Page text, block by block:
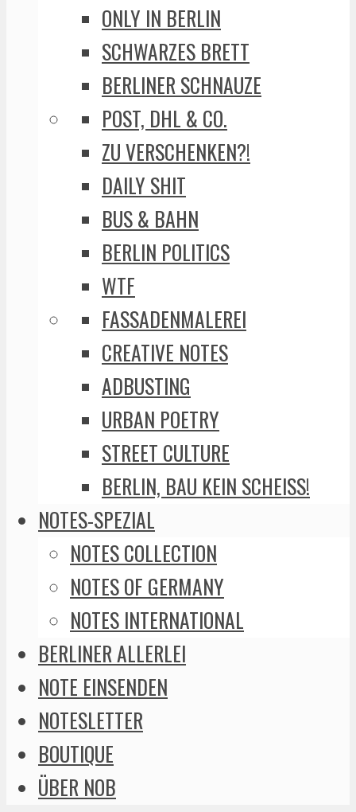
ONLY IN BERLIN
SCHWARZES BRETT
BERLINER SCHNAUZE
POST, DHL & CO.
ZU VERSCHENKEN?!
DAILY SHIT
BUS & BAHN
BERLIN POLITICS
WTF
FASSADENMALEREI
CREATIVE NOTES
ADBUSTING
URBAN POETRY
STREET CULTURE
BERLIN, BAU KEIN SCHEISS!
NOTES-SPEZIAL
NOTES COLLECTION
NOTES OF GERMANY
NOTES INTERNATIONAL
BERLINER ALLERLEI
NOTE EINSENDEN
NOTESLETTER
BOUTIQUE
ÜBER NOB